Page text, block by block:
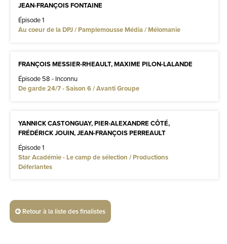
JEAN-FRANÇOIS FONTAINE
Épisode 1
Au coeur de la DPJ / Pamplemousse Média / Mélomanie
FRANÇOIS MESSIER-RHEAULT, MAXIME PILON-LALANDE
Épisode 58 - Inconnu
De garde 24/7 - Saison 6 / Avanti Groupe
YANNICK CASTONGUAY, PIER-ALEXANDRE CÔTÉ,
FRÉDÉRICK JOUIN, JEAN-FRANÇOIS PERREAULT
Épisode 1
Star Académie - Le camp de sélection / Productions
Déferlantes
Retour à la liste des finalistes